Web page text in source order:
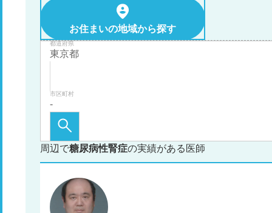
お住まいの地域から探す
都道府県
市区町村
周辺で糖尿病性腎症の実績がある医師